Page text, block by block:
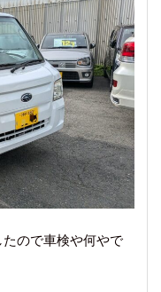
ので車検や何やで